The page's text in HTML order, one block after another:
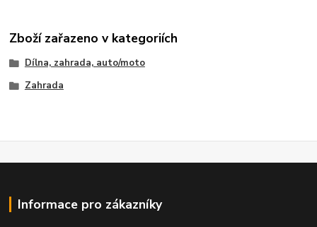
Zboží zařazeno v kategoriích
Dílna, zahrada, auto/moto
Zahrada
Informace pro zákazníky